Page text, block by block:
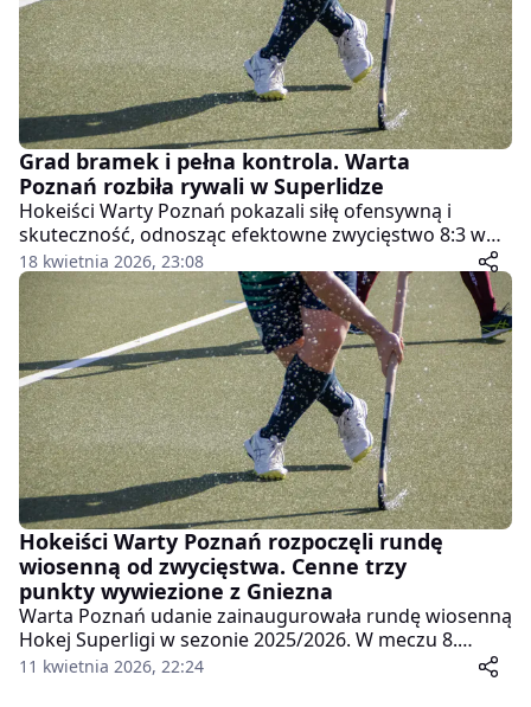
Grad bramek i pełna kontrola. Warta
Poznań rozbiła rywali w Superlidze
Hokeiści Warty Poznań pokazali siłę ofensywną i
skuteczność, odnosząc efektowne zwycięstwo 8:3 w
kolejnym meczu Hokej Superligi. Spotkanie od
pierwszych minut dostarczyło kibicom wielu emocji, a
gospodarze konsekwentnie budowali swoją przewagę,
nie pozostawiając rywalom większych szans w
decydujących fragmentach gry.
18 kwietnia 2026, 23:08
Hokeiści Warty Poznań rozpoczęli rundę
wiosenną od zwycięstwa. Cenne trzy
punkty wywiezione z Gniezna
Warta Poznań udanie zainaugurowała rundę wiosenną
Hokej Superligi w sezonie 2025/2026. W meczu 8.
kolejki zieloni pokonali na wyjeździe Stellę Gniezno,
11 kwietnia 2026, 22:24